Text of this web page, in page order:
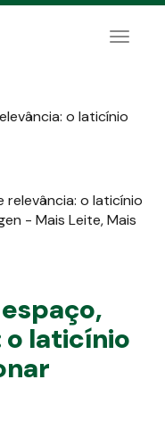
Toggle
o laticínio
o laticínio